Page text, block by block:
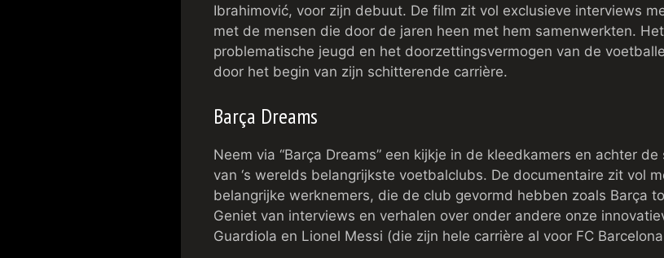
Ibrahimović, voor zijn debuut. De film zit vol exclusieve interviews
met de mensen die door de jaren heen met hem samenwerkten.
problematische jeugd en het doorzettingsvermogen van de
door het begin van zijn schitterende carrière.
Barça Dreams
Neem via “Barça Dreams” een kijkje in de kleedkamers en achter
van ‘s werelds belangrijkste voetbalclubs. De documentaire zit vol
belangrijke werknemers, die de club gevormd hebben zoals Barça
Geniet van interviews en verhalen over onder andere onze
Guardiola en Lionel Messi (die zijn hele carrière al voor FC